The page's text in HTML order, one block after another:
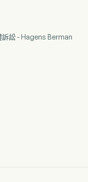
訴訟 - Hagens Berman